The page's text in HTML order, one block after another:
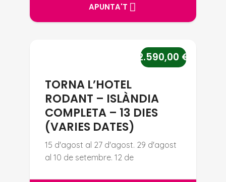
APUNTA'T
APUNTA'T
TORNA L’HOTEL RODANT –
2.590,00 €
TORNA L’HOTEL
RODANT – ISLÀNDIA
COMPLETA – 13 DIES
(VARIES DATES)
15 d'agost al 27 d'agost. 29 d'agost
al 10 de setembre. 12 de